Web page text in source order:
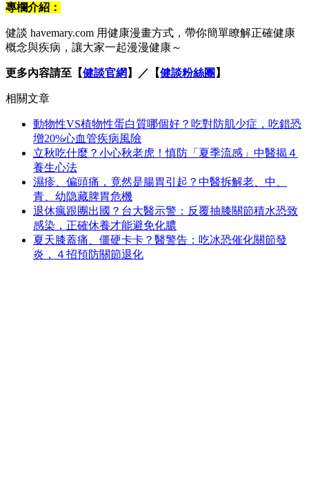
專欄介紹：
健談 havemary.com 用健康漫畫方式，帶你簡單瞭解正確健康
概念與疾病，讓大家一起漫漫健康～
更多內容請至【健談官網 】／【健談粉絲團 】
相關文章
動物性VS植物性蛋白質哪個好？吃對防肌少症，吃錯恐
增20%心血管疾病風險
立秋吃什麼？小心秋老虎！慎防「夏季流感」中醫揭４
養生心法
濕疹、偏頭痛，竟然是腸胃引起？中醫拆解老、中、
青、幼隐藏脾胃危機
退休瘋跟團出國？台大醫示警：反覆抽膝關節積水恐致
感染，正確休養才能避免化膿
夏天膝蓋痛、僵硬卡卡？醫警告：吃冰恐催化關節發
炎，４招預防關節退化